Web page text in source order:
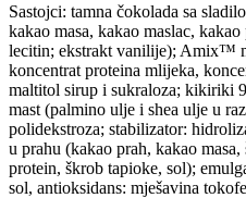
Sastojci: tamna čokolada sa
kakao masa, kakao maslac,
lecitin; ekstrakt vanilije); Amix™
koncentrat proteina mlijeka,
maltitol sirup i sukraloza; kikiriki
mast (palmino ulje i shea ulje u
polidekstroza; stabilizator:
u prahu (kakao prah, kakao
protein, škrob tapioke, sol);
sol, antioksidans: mješavina